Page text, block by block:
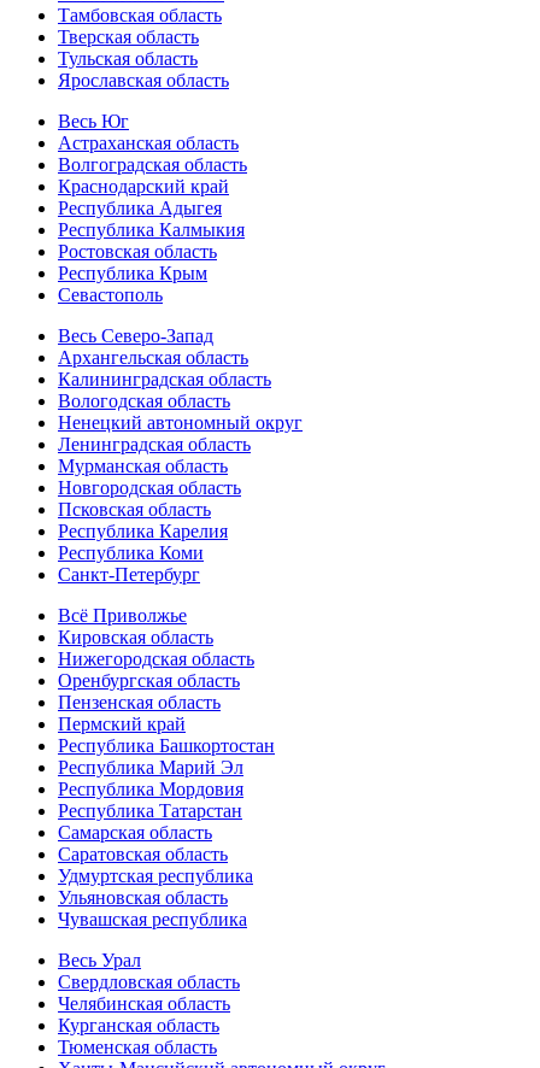
Тамбовская область
Тверская область
Тульская область
Ярославская область
Весь Юг
Астраханская область
Волгоградская область
Краснодарский край
Республика Адыгея
Республика Калмыкия
Ростовская область
Республика Крым
Севастополь
Весь Северо-Запад
Архангельская область
Калининградская область
Вологодская область
Ненецкий автономный округ
Ленинградская область
Мурманская область
Новгородская область
Псковская область
Республика Карелия
Республика Коми
Санкт-Петербург
Всё Приволжье
Кировская область
Нижегородская область
Оренбургская область
Пензенская область
Пермский край
Республика Башкортостан
Республика Марий Эл
Республика Мордовия
Республика Татарстан
Самарская область
Саратовская область
Удмуртская республика
Ульяновская область
Чувашская республика
Весь Урал
Свердловская область
Челябинская область
Курганская область
Тюменская область